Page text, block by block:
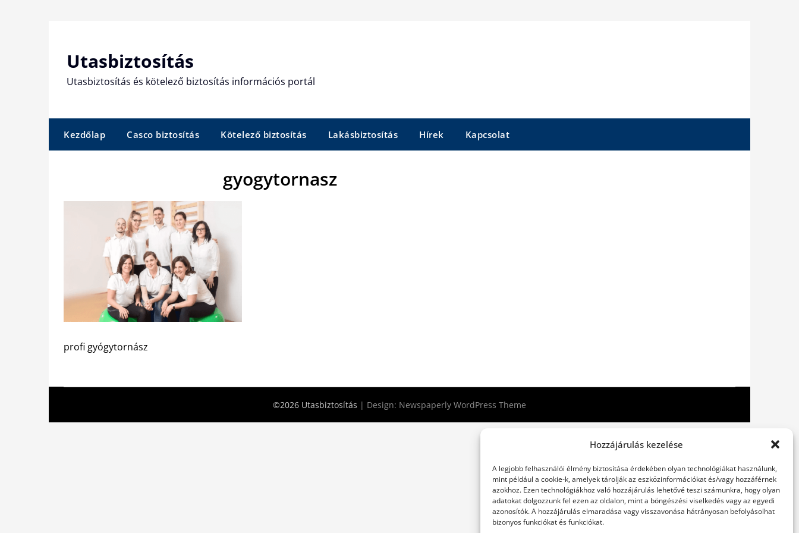
Hozzájárulás kezelése
A legjobb felhasználói élmény biztosítása érdekében olyan technológiákat használunk,
mint például a cookie-k, amelyek tárolják az eszközinformációkat és/vagy hozzáférnek
azokhoz. Ezen technológiákhoz való hozzájárulás lehetővé teszi számunkra, hogy olyan
adatokat dolgozzunk fel ezen az oldalon, mint a böngészési viselkedés vagy az egyedi
azonosítók. A hozzájárulás elmaradása vagy visszavonása hátrányosan befolyásolhat
bizonyos funkciókat és funkciókat.
Utasbiztosítás
Utasbiztosítás és kötelező biztosítás információs portál
Kezdőlap Casco biztosítás Kötelező biztosítás Lakásbiztosítás Hírek Kapcsolat
gyogytornasz
profi gyógytornász
©2026 Utasbiztosítás | Design: Newspaperly WordPress Theme